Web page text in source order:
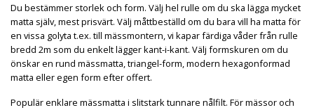
Du bestämmer storlek och form. Välj hel rulle om du ska lägga mycket
matta själv, mest prisvärt. Välj måttbeställd om du bara vill ha matta för
en vissa golyta t.ex. till mässmontern, vi kapar färdiga våder från rulle
bredd 2m som du enkelt lägger kant-i-kant. Välj formskuren om du
önskar en rund mässmatta, triangel-form, modern hexagonformad
matta eller egen form efter offert.
Populär enklare mässmatta i slitstark tunnare nålfilt. För mässor och